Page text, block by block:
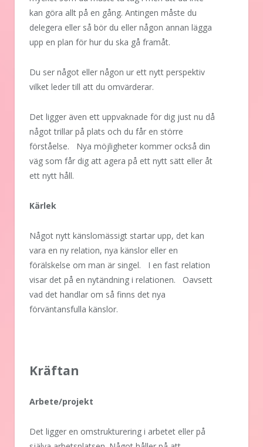
kan göra allt på en gång. Antingen måste du
delegera eller så bör du eller någon annan lägga
upp en plan för hur du ska gå framåt.
Du ser något eller någon ur ett nytt perspektiv
vilket leder till att du omvärderar.
Det ligger även ett uppvaknade för dig just nu då
något trillar på plats och du får en större
förståelse. Nya möjligheter kommer också din
väg som får dig att agera på ett nytt sätt eller åt
ett nytt håll.
Kärlek
Något nytt känslomässigt startar upp, det kan
vara en ny relation, nya känslor eller en
förälskelse om man är singel. I en fast relation
visar det på en nytändning i relationen. Oavsett
vad det handlar om så finns det nya
förväntansfulla känslor.
Kräftan
Arbete/projekt
Det ligger en omstrukturering i arbetet eller på